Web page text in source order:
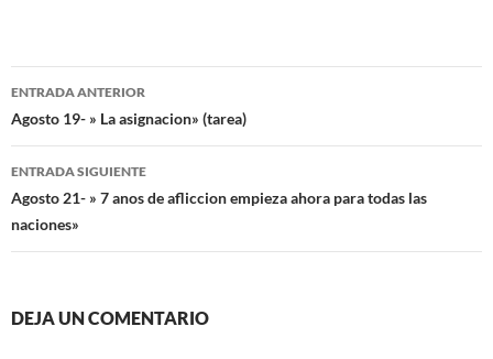
Navegación
de
entradas
ENTRADA ANTERIOR
Agosto 19- » La asignacion» (tarea)
ENTRADA SIGUIENTE
Agosto 21- » 7 anos de afliccion empieza ahora para todas las
naciones»
DEJA UN COMENTARIO